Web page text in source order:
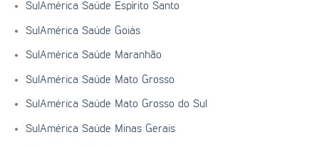
SulAmérica Saúde Espírito Santo
SulAmérica Saúde Goiás
SulAmérica Saúde Maranhão
SulAmérica Saúde Mato Grosso
SulAmérica Saúde Mato Grosso do Sul
SulAmérica Saúde Minas Gerais